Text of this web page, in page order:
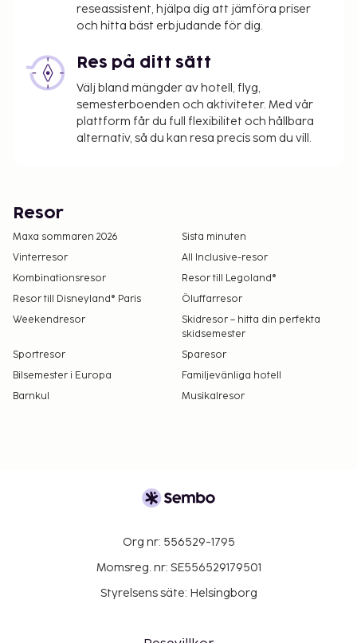
reseassistent, hjälpa dig att jämföra priser
och hitta bäst erbjudande för dig.
Res på ditt sätt
Välj bland mängder av hotell, flyg,
semesterboenden och aktiviteter. Med vår
plattform får du full flexibilitet och hållbara
alternativ, så du kan resa precis som du vill.
Resor
Maxa sommaren 2026
Sista minuten
Vinterresor
All Inclusive-resor
Kombinationsresor
Resor till Legoland®
Resor till Disneyland® Paris
Öluffarresor
Weekendresor
Skidresor – hitta din perfekta
skidsemester
Sportresor
Sparesor
Bilsemester i Europa
Familjevänliga hotell
Barnkul
Musikalresor
Org nr: 556529-1795
Momsreg. nr: SE556529179501
Styrelsens säte: Helsingborg